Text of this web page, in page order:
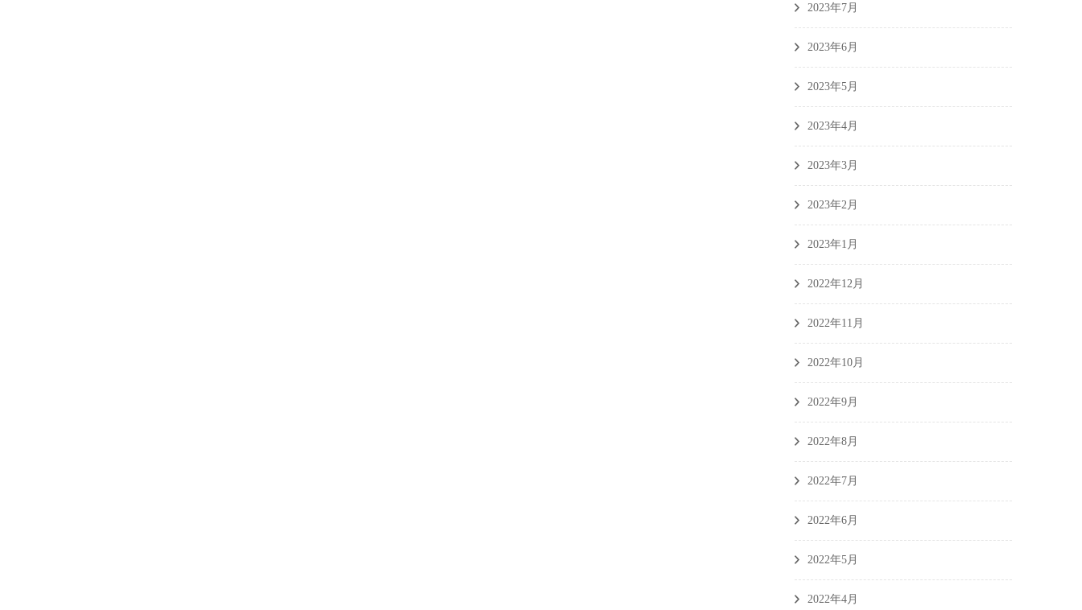
2023年7月
2023年6月
2023年5月
2023年4月
2023年3月
2023年2月
2023年1月
2022年12月
2022年11月
2022年10月
2022年9月
2022年8月
2022年7月
2022年6月
2022年5月
2022年4月